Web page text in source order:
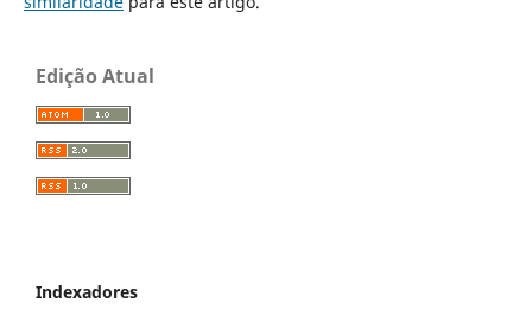
Edição Atual
Indexadores